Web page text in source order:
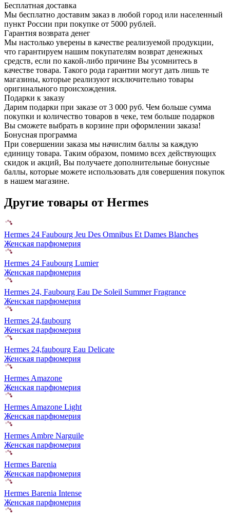
Бесплатная доставка
Мы бесплатно доставим заказ в любой город или населенный
пункт России при покупке от 5000 рублей.
Гарантия возврата денег
Мы настолько уверены в качестве реализуемой продукции,
что гарантируем нашим покупателям возврат денежных
средств, если по какой-либо причине Вы усомнитесь в
качестве товара. Такого рода гарантии могут дать лишь те
магазины, которые реализуют исключительно товары
оригинального происхождения.
Подарки к заказу
Дарим подарки при заказе от 3 000 руб. Чем больше сумма
покупки и количество товаров в чеке, тем больше подарков
Вы сможете выбрать в корзине при оформлении заказа!
Бонусная программа
При совершении заказа мы начислим баллы за каждую
единицу товара. Таким образом, помимо всех действующих
скидок и акций, Вы получаете дополнительные бонусные
баллы, которые можете использовать для совершения покупок
в нашем магазине.
Другие товары от Hermes
Hermes 24 Faubourg Jeu Des Omnibus Et Dames Blanches
Женская парфюмерия
Hermes 24 Faubourg Lumier
Женская парфюмерия
Hermes 24, Faubourg Eau De Soleil Summer Fragrance
Женская парфюмерия
Hermes 24,faubourg
Женская парфюмерия
Hermes 24,faubourg Eau Delicate
Женская парфюмерия
Hermes Amazone
Женская парфюмерия
Hermes Amazone Light
Женская парфюмерия
Hermes Ambre Narguile
Женская парфюмерия
Hermes Barenia
Женская парфюмерия
Hermes Barenia Intense
Женская парфюмерия